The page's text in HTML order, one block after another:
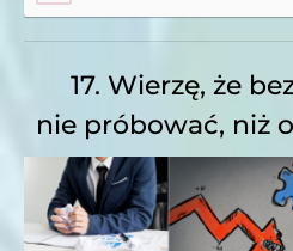
17. Wierzę, że
nie próbować, niż